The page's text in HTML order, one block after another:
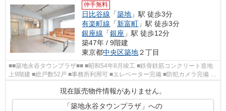
仲手無料
日比谷線 「築地 」駅 徒歩3分
有楽町線 「新富町 」駅 徒歩3分
銀座線 「銀座 」駅 徒歩12分
築47年 / 9階建
東京都中央区築地２丁目
■■築地永谷タウンプラザ■■ ■昭和54年8月竣工 ■鉄骨鉄筋コンクリート造地
上9階建 ■総戸数52戸 ■事務所利用可 ■エレベーター完備 ■防犯カメラ完備 ■
管理体制良好 日比谷線『築地』駅よ...
現在販売物件情報がありません。
「築地永谷タウンプラザ」への